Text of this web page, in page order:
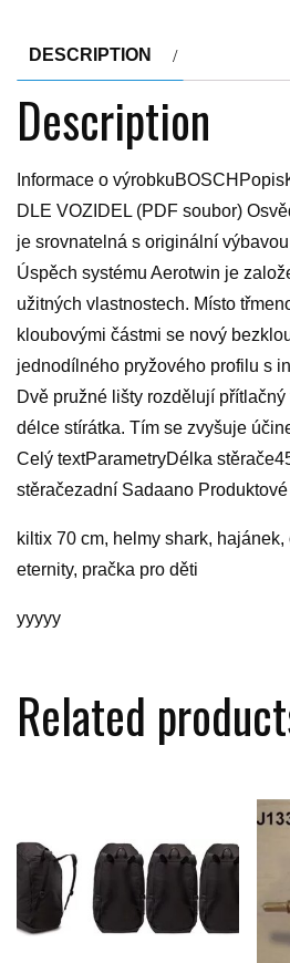
DESCRIPTION
Description
Informace o
DLE VOZIDEL (PDF soubor)
je srovnatelná s originální
Úspěch systému Aerotwin je
užitných vlastnostech. Místo
kloubovými částmi se nový
jednodílného pryžového profilu s
Dvě pružné lišty rozdělují
délce stírátka. Tím se zvyšuje
Celý textParametryDélka
stěračezadní Sadaano
kiltix 70 cm, helmy shark,
eternity, pračka pro děti
yyyyy
Related